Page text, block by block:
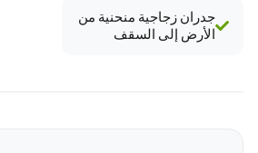
جدران زجاجية منحنية من
الأرض إلى السقف